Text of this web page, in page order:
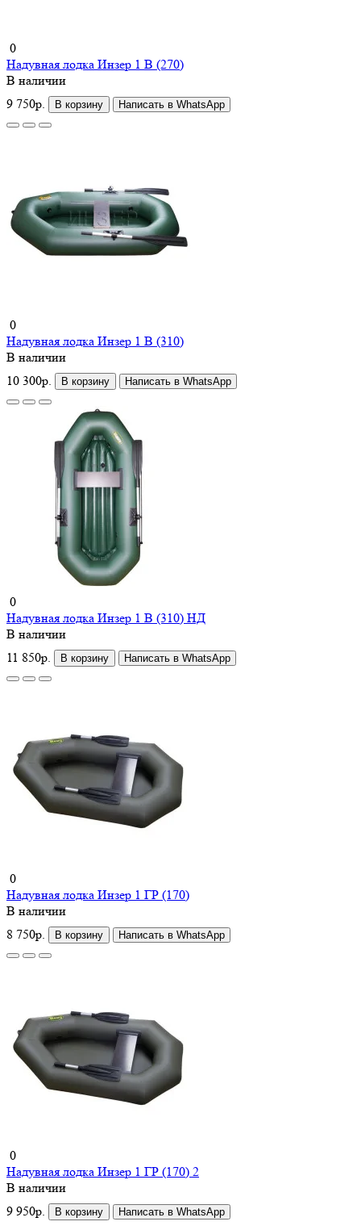
0
Надувная лодка Инзер 1 В (270)
В наличии
9 750р.
В корзину Написать в WhatsApp
0
Надувная лодка Инзер 1 В (310)
В наличии
10 300р.
В корзину Написать в WhatsApp
0
Надувная лодка Инзер 1 В (310) НД
В наличии
11 850р.
В корзину Написать в WhatsApp
0
Надувная лодка Инзер 1 ГР (170)
В наличии
8 750р.
В корзину Написать в WhatsApp
0
Надувная лодка Инзер 1 ГР (170) 2
В наличии
9 950р.
В корзину Написать в WhatsApp